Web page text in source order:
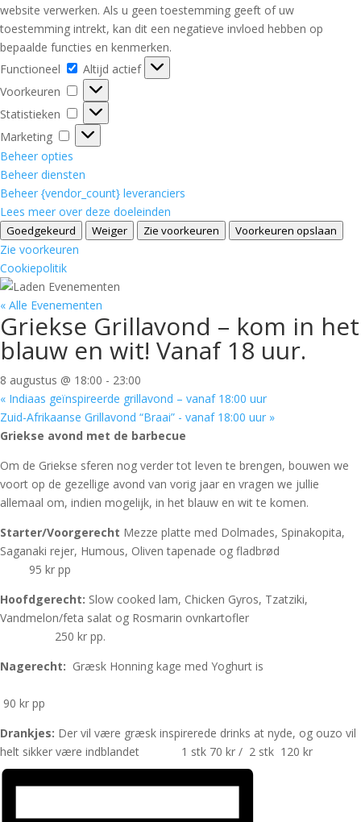
website verwerken. Als u geen toestemming geeft of uw
toestemming intrekt, kan dit een negatieve invloed hebben op
bepaalde functies en kenmerken.
Functioneel
Functioneel
Altijd actief
Voorkeuren
Voorkeuren
Statistieken
Statistieken
Marketing
Marketing
Beheer opties
Beheer diensten
Beheer {vendor_count} leveranciers
Lees meer over deze doeleinden
Goedgekeurd Weiger Zie voorkeuren Voorkeuren opslaan
Zie voorkeuren
Cookiepolitik
« Alle Evenementen
Griekse Grillavond – kom in het
blauw en wit! Vanaf 18 uur.
8 augustus @ 18:00 - 23:00
« Indiaas geïnspireerde grillavond – vanaf 18:00 uur
Zuid-Afrikaanse Grillavond “Braai” - vanaf 18:00 uur »
Griekse avond met de barbecue
Om de Griekse sferen nog verder tot leven te brengen, bouwen we
voort op de gezellige avond van vorig jaar en vragen we jullie
allemaal om, indien mogelijk, in het blauw en wit te komen.
Starter/Voorgerecht Mezze platte med Dolmades, Spinakopita,
Saganaki rejer, Humous, Oliven tapenade og fladbrød
95 kr pp
Hoofdgerecht: Slow cooked lam, Chicken Gyros, Tzatziki,
Vandmelon/feta salat og Rosmarin ovnkartofler
250 kr pp.
Nagerecht: Græsk Honning kage med Yoghurt is
90 kr pp
Drankjes: Der vil være græsk inspirerede drinks at nyde, og ouzo vil
helt sikker være indblandet 1 stk 70 kr / 2 stk 120 kr